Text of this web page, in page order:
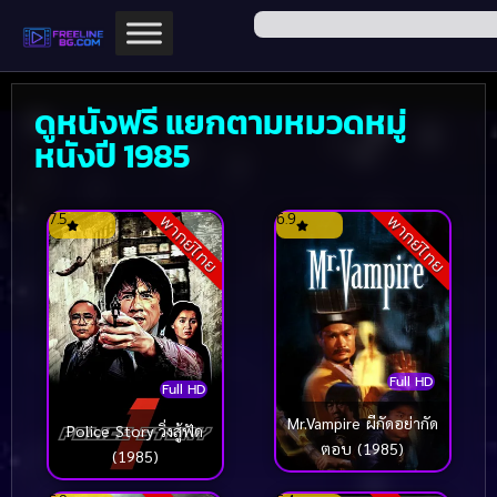
ดูหนังฟรี แยกตามหมวดหมู่
หนังปี 1985
พากย์ไทย
Full HD
7.5
Police Story วิ่งสู้ฟัด
(1985)
พากย์ไทย
Full HD
6.9
Mr.Vampire ผีกัดอย่ากัด
ตอบ (1985)